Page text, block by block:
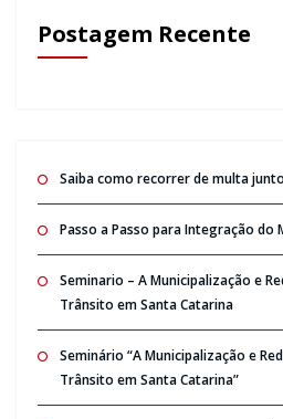
Postagem Recente
Saiba como recorrer de multa junto
Passo a Passo para Integração do
Seminario – A Municipalização e
Trânsito em Santa Catarina
Seminário “A Municipalização e
Trânsito em Santa Catarina”